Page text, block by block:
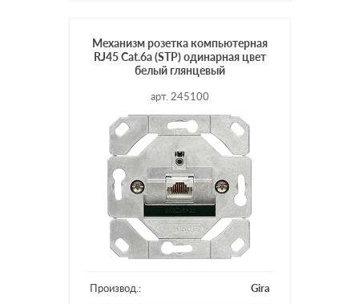
Механизм розетка компьютерная
RJ45 Cat.6a (STP) одинарная цвет
белый глянцевый
арт. 245100
Производ.: Gira